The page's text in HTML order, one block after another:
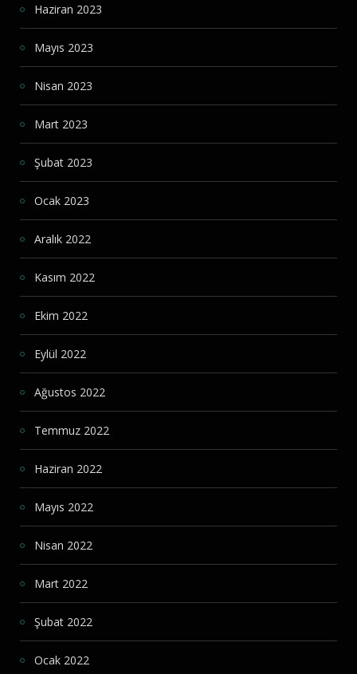
Haziran 2023
Mayıs 2023
Nisan 2023
Mart 2023
Şubat 2023
Ocak 2023
Aralık 2022
Kasım 2022
Ekim 2022
Eylül 2022
Ağustos 2022
Temmuz 2022
Haziran 2022
Mayıs 2022
Nisan 2022
Mart 2022
Şubat 2022
Ocak 2022